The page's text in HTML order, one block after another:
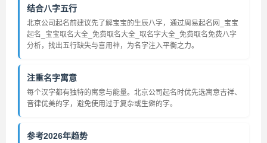
结合八字五行
北京公司起名前建议先了解宝宝的生辰八字，通过周易起名网_宝宝
起名_宝宝取名大全_免费取名大全_取名字大全_免费取名免费八字
分析，找出五行缺失与喜用神，为名字注入平衡之力。
注重名字寓意
每个汉字都有独特的寓意与能量。北京公司起名时优先选寓意吉祥、
音律优美的字，避免使用过于复杂或生僻的字。
参考2026年趋势